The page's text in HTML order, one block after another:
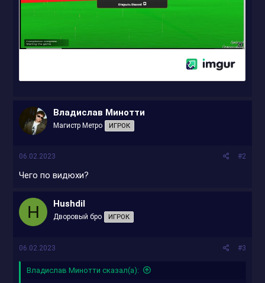
Владислав Минотти
Магистр Метро ИГРОК
06.02.2023 #2
Чего по видюхи?
H Hushdil
Дворовый бро ИГРОК
06.02.2023 #3
Владислав Минотти сказал(а):